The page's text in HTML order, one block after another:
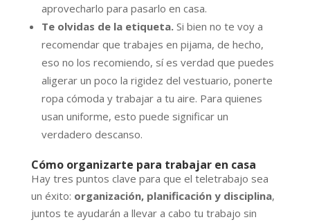
aprovecharlo para pasarlo en casa.
Te olvidas de la etiqueta.Si bien no te voy a
recomendar que trabajes en pijama, de hecho,
eso no los recomiendo, sí es verdad que puedes
aligerar un poco la rigidez del vestuario, ponerte
ropa cómoda y trabajar a tu aire. Para quienes
usan uniforme, esto puede significar un
verdadero descanso.
Cómo organizarte para trabajar en casa
Hay tres puntos clave para que el teletrabajo sea
un éxito: organización, planificación y disciplina,
juntos te ayudarán a llevar a cabo tu trabajo sin